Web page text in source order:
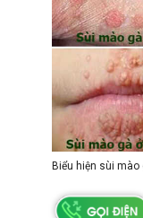
Biểu hiện sùi